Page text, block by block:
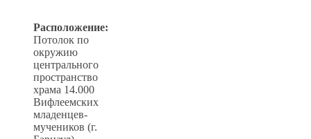
Расположение:
Потолок по
окружию
центрального
пространство
храма 14.000
Вифлеемских
младенцев-
мучеников (г.